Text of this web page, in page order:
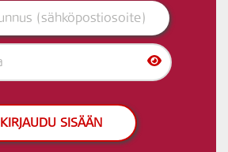
KIRJAUDU SISÄÄN